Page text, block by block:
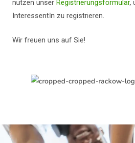
nutzen unser Registrierungsformular,
InteressentIn zu registrieren.
Wir freuen uns auf Sie!